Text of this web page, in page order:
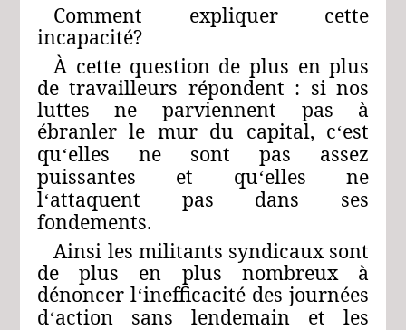
Comment expliquer cette
incapacité?
À cette question de plus en plus
de travailleurs répondent : si nos
luttes ne parviennent pas à
ébranler le mur du capital, c‘est
qu‘elles ne sont pas assez
puissantes et qu‘elles ne
l‘attaquent pas dans ses
fondements.
Ainsi les militants syndicaux sont
de plus en plus nombreux à
dénoncer l‘inefficacité des journées
d‘action sans lendemain et les